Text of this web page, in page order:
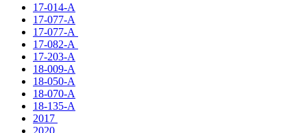
17-014-A
17-077-A
17-077-A
17-082-A
17-203-A
18-009-A
18-050-A
18-070-A
18-135-A
2017
2020